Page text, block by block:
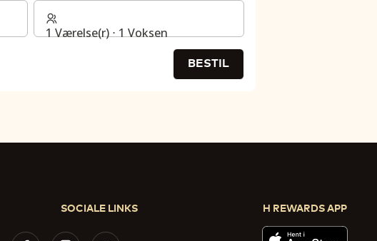
1 Værelse(r) ⋅ 1 Voksen
BESTIL
SOCIALE LINKS H REWARDS APP